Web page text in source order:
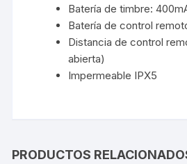
Batería de timbre:
Batería de control
Distancia de control
abierta)
Impermeable IPX5
PRODUCTOS